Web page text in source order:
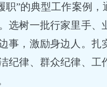
职”的典型工作案例
选树一批行家里手
事，激励身边人。
纪律、群众纪律、